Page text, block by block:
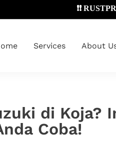
❗❗ RUSTPRO
Services About
di Koja?
Coba!